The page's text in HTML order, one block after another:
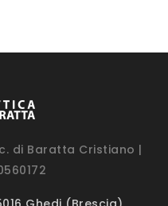
di Baratta Cristiano |